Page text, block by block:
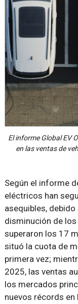
El informe Global EV
en las ventas de
Según el informe
eléctricos han
asequibles,
disminución de
superaron los 17
situó la cuota de
primera vez;
2025, las ventas
los mercados
nuevos récords